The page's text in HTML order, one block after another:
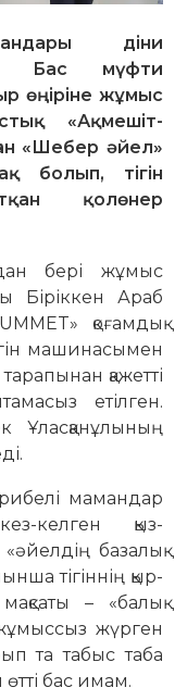
діни
Бас мүфти
өңіріне жұмыс
«Ақмешіт-
«Шебер әйел»
болып, тігін
қолөнер
бері жұмыс
Біріккен Араб
қоғамдық
машинасымен
қажетті
етілген.
мамандар
келген қыз-
базалық
тігіннің қыр-
– «балық
жүрген
та табыс таба
өтті бас имам.